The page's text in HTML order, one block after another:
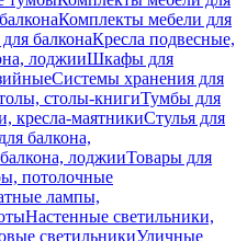
Комплекты мебели для
балконаКресла подвесные,
лоджииШкафы для
Системы хранения для
столы-книгиТумбы для
кресла-маятникиСтулья для
балкона,
лоджииТовары для
потолочные
лампы,
Настенные светильники,
светильникиУличные